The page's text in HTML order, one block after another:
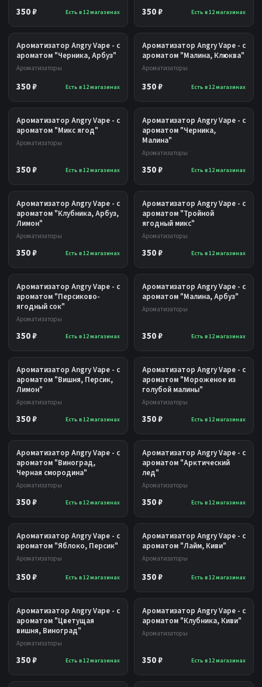
350 ₽ Есть в 12 магазинах 350 ₽ Есть в 12 магазинах
Ароматизатор Angry Vape - с
ароматом "Черника, Арбуз"
Ароматизаторы
350 ₽ Есть в 12 магазинах
Ароматизатор Angry Vape - с
ароматом "Малина, Клюква"
Ароматизаторы
350 ₽ Есть в 12 магазинах
Ароматизатор Angry Vape - с
ароматом "Микс ягод"
Ароматизаторы
350 ₽ Есть в 12 магазинах
Ароматизатор Angry Vape - с
ароматом "Черника,
Малина"
Ароматизаторы
350 ₽ Есть в 12 магазинах
Ароматизатор Angry Vape - с
ароматом "Клубника, Арбуз,
Лимон"
Ароматизаторы
350 ₽ Есть в 12 магазинах
Ароматизатор Angry Vape - с
ароматом "Тройной
ягодный микс"
Ароматизаторы
350 ₽ Есть в 12 магазинах
Ароматизатор Angry Vape - с
ароматом "Персиково-
ягодный сок"
Ароматизаторы
350 ₽ Есть в 12 магазинах
Ароматизатор Angry Vape - с
ароматом "Малина, Арбуз"
Ароматизаторы
350 ₽ Есть в 12 магазинах
Ароматизатор Angry Vape - с
ароматом "Вишня, Персик,
Лимон"
Ароматизаторы
350 ₽ Есть в 12 магазинах
Ароматизатор Angry Vape - с
ароматом "Мороженое из
голубой малины"
Ароматизаторы
350 ₽ Есть в 12 магазинах
Ароматизатор Angry Vape - с
ароматом "Виноград,
Черная смородина"
Ароматизаторы
350 ₽ Есть в 12 магазинах
Ароматизатор Angry Vape - с
ароматом "Арктический
лед"
Ароматизаторы
350 ₽ Есть в 12 магазинах
Ароматизатор Angry Vape - с
ароматом "Яблоко, Персик"
Ароматизаторы
350 ₽ Есть в 12 магазинах
Ароматизатор Angry Vape - с
ароматом "Лайм, Киви"
Ароматизаторы
350 ₽ Есть в 12 магазинах
Ароматизатор Angry Vape - с
ароматом "Цветущая
вишня, Виноград"
Ароматизаторы
350 ₽ Есть в 12 магазинах
Ароматизатор Angry Vape - с
ароматом "Клубника, Киви"
Ароматизаторы
350 ₽ Есть в 12 магазинах